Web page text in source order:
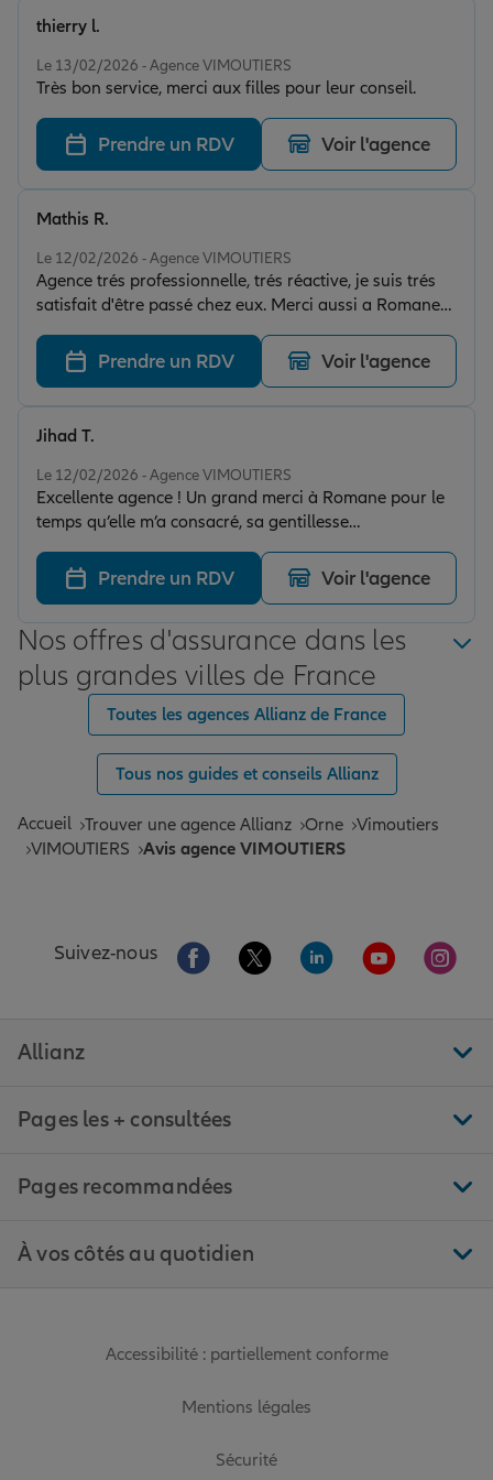
Le 13/02/2026 - Agence VIMOUTIERS
Très bon service, merci aux filles pour leur conseil.
thierry l.
Prendre un RDV Voir l'agence
Le 12/02/2026 - Agence VIMOUTIERS
Agence trés professionnelle, trés réactive, je suis trés
satisfait d'être passé chez eux. Merci aussi a Romane
qui exécute parfaitement son travaille, trés à l'écoute
et trés sympatique. Je recommande fortement !!
Mathis R.
Prendre un RDV Voir l'agence
Le 12/02/2026 - Agence VIMOUTIERS
Excellente agence ! Un grand merci à Romane pour le
temps qu’elle m’a consacré, sa gentillesse
exceptionnelle et son travail impeccable. Elle a su
m’accompagner avec professionnalisme, humanisme et
écoute, rendant toute la procédure fluide et agréable.
Je recommande les yeux fermés, 5 étoiles méritées !
Jihad T.
Prendre un RDV Voir l'agence
Nos offres d'assurance dans les
plus grandes villes de France
Toutes les agences Allianz de France
Tous nos guides et conseils Allianz
Accueil Trouver une agence Allianz Orne Vimoutiers
VIMOUTIERS
Avis agence VIMOUTIERS
Suivez-nous Aller sur la page Facebook de Allianz
Aller sur la page Twitter de
Aller sur la page
Aller sur la
Aller
Allianz
Pages les + consultées
Pages recommandées
À vos côtés au quotidien
Accessibilité : partiellement conforme
Mentions légales
Sécurité